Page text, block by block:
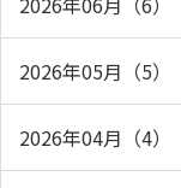
2026年05月（5）
2026年04月（4）